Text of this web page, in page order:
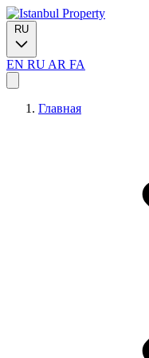
RU
EN RU AR FA
Главная